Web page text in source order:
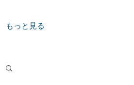
もっと見る